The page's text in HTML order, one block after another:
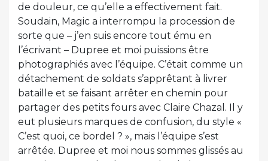
de douleur, ce qu’elle a effectivement fait.
Soudain, Magic a interrompu la procession de
sorte que – j’en suis encore tout ému en
l’écrivant – Dupree et moi puissions être
photographiés avec l’équipe. C’était comme un
détachement de soldats s’apprêtant à livrer
bataille et se faisant arrêter en chemin pour
partager des petits fours avec Claire Chazal. Il y
eut plusieurs marques de confusion, du style «
C’est quoi, ce bordel ? », mais l’équipe s’est
arrêtée. Dupree et moi nous sommes glissés au